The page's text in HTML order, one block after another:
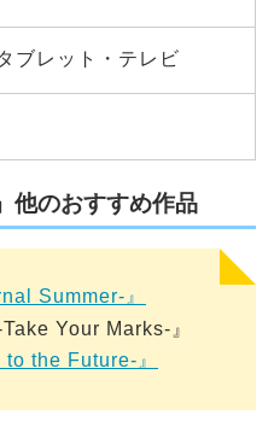
ブレット・テレビ
他のおすすめ作品
Summer-』
Your Marks-』
the Future-』